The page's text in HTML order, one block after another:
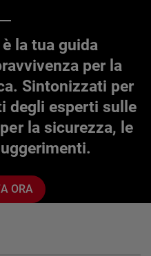
è la tua guida
per la
Sintonizzati per
degli esperti sulle
la sicurezza, le
ORA